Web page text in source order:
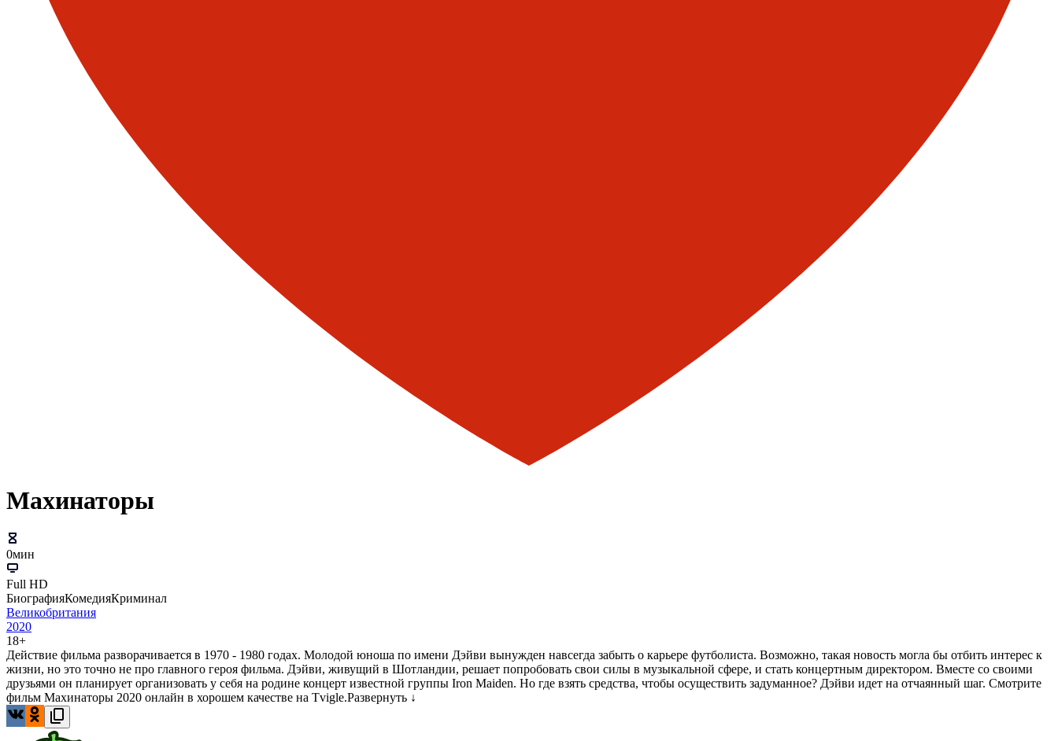
Махинаторы
0мин
Full HD
БиографияКомедияКриминал
Великобритания
2020
18+
Действие фильма разворачивается в 1970 - 1980 годах. Молодой юноша по имени Дэйви вынужден навсегда забыть о карьере футболиста. Возможно, такая новость могла бы отбить интерес к
жизни, но это точно не про главного героя фильма. Дэйви, живущий в Шотландии, решает попробовать свои силы в музыкальной сфере, и стать концертным директором. Вместе со своими
друзьями он планирует организовать у себя на родине концерт известной группы Iron Maiden. Но где взять средства, чтобы осуществить задуманное? Дэйви идет на отчаянный шаг. Смотрите
фильм Махинаторы 2020 онлайн в хорошем качестве на Tvigle.Развернуть ↓